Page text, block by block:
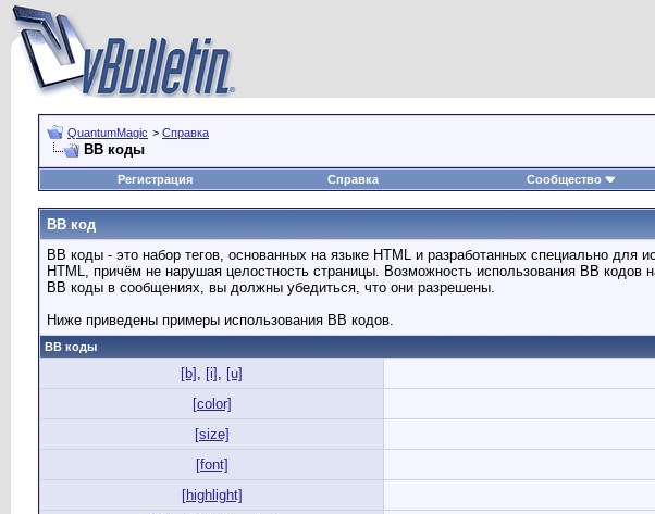
QuantumMagic > Справка
BB коды
Регистрация
Справка Сообщество
BB код
BB коды - это набор тегов, основанных на языке HTML и разработанных специально
HTML, причём не нарушая целостность страницы. Возможность использования BB
BB коды в сообщениях, вы должны убедиться, что они разрешены.
Ниже приведены примеры использования BB кодов.
BB коды
[b] , [i] , [u]
[color]
[size]
[font]
[highlight]